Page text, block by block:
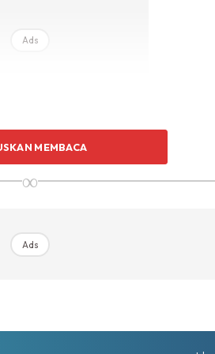
Ads
: 132 )
dirimu dan keluargamudari api
para wali ( ibu bapaatau penjaga )
MEMBACA
∞
Ads